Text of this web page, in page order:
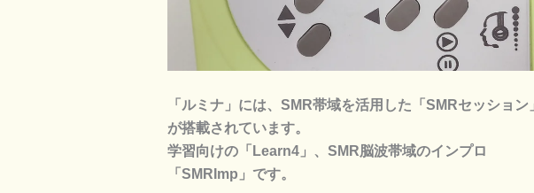
「ルミナ」には、SMR帯域を活用した「SMRセッション」
が搭載されています。
学習向けの「Learn4」、SMR脳波帯域のインプロ
「SMRImp」です。